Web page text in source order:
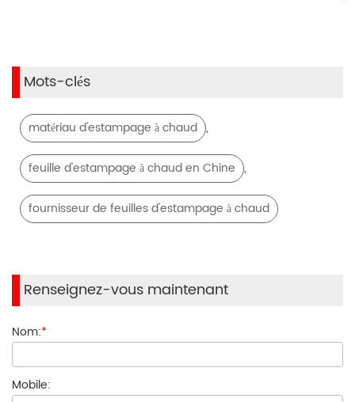
Mots-clés
matériau d'estampage à chaud ,
feuille d'estampage à chaud en Chine ,
fournisseur de feuilles d'estampage à chaud
Renseignez-vous maintenant
Nom:*
Mobile: